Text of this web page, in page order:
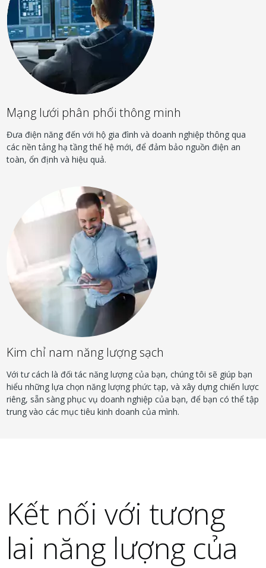
Mạng lưới phân phối thông minh
Đưa điện năng đến với hộ gia đình và doanh nghiệp thông qua
các nền tảng hạ tầng thế hệ mới, để đảm bảo nguồn điện an
toàn, ổn định và hiệu quả.
Kim chỉ nam năng lượng sạch
Với tư cách là đối tác năng lượng của bạn, chúng tôi sẽ giúp bạn
hiểu những lựa chọn năng lượng phức tạp, và xây dựng chiến lược
riêng, sẵn sàng phục vụ doanh nghiệp của bạn, để bạn có thể tập
trung vào các mục tiêu kinh doanh của mình.
Kết nối với tương
lai năng lượng của